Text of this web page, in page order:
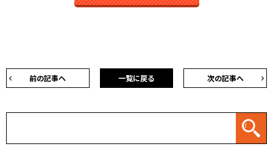
前の記事へ 次の記事へ
一覧に戻る